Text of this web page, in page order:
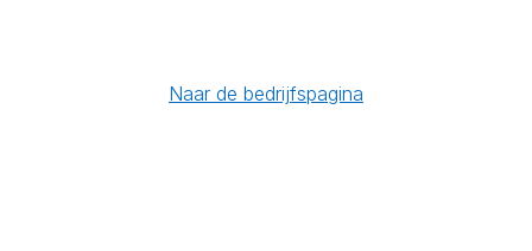
Naar de bedrijfspagina